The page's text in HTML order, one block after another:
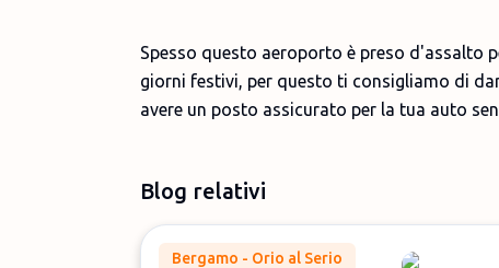
Spesso questo aeroporto è preso d'assalto
giorni festivi, per questo ti consigliamo di
avere un posto assicurato per la tua auto
Blog relativi
Bergamo - Orio al Serio